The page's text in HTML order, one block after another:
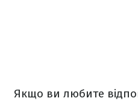
Якщо ви любите